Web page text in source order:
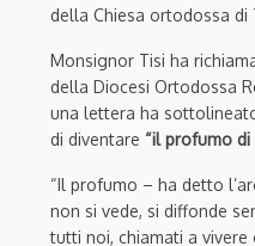
della Chiesa ortodossa di
Monsignor Tisi ha
della Diocesi Ortodossa
una lettera ha
di diventare “il profumo di
“Il profumo – ha detto
non si vede, si diffonde
tutti noi, chiamati a vivere